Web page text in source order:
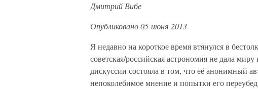
Дмитрий Вибе
Опубликовано 05 июня 2013
Я недавно на короткое время втянулся в
советская/российская астрономия не дала
дискуссии состояла в том, что её анонимный
непоколебимое мнение и попытки его